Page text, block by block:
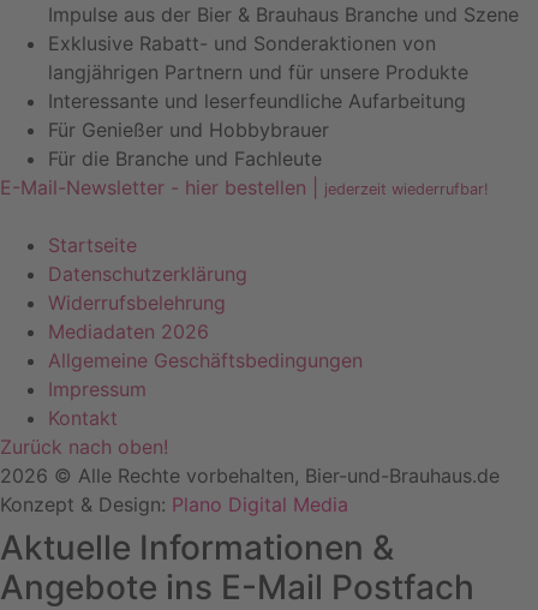
Impulse aus der Bier & Brauhaus Branche und Szene
Exklusive Rabatt- und Sonderaktionen von
langjährigen Partnern und für unsere Produkte
Interessante und leserfeundliche Aufarbeitung
Für Genießer und Hobbybrauer
Für die Branche und Fachleute
E-Mail-Newsletter - hier bestellen |
jederzeit wiederrufbar!
Startseite
Datenschutzerklärung
Widerrufsbelehrung
Mediadaten 2026
Allgemeine Geschäftsbedingungen
Impressum
Kontakt
Zurück nach oben!
2026 © Alle Rechte vorbehalten, Bier-und-Brauhaus.de
Konzept & Design: Plano Digital Media
Aktuelle Informationen &
Angebote ins E-Mail Postfach